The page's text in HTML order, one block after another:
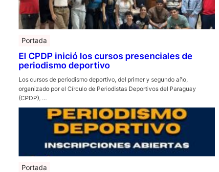
Portada
El CPDP inició los cursos presenciales de
periodismo deportivo
Los cursos de periodismo deportivo, del primer y segundo año,
organizado por el Círculo de Periodistas Deportivos del Paraguay
(CPDP), …
Portada